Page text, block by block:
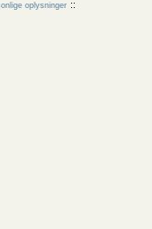
oplysninger